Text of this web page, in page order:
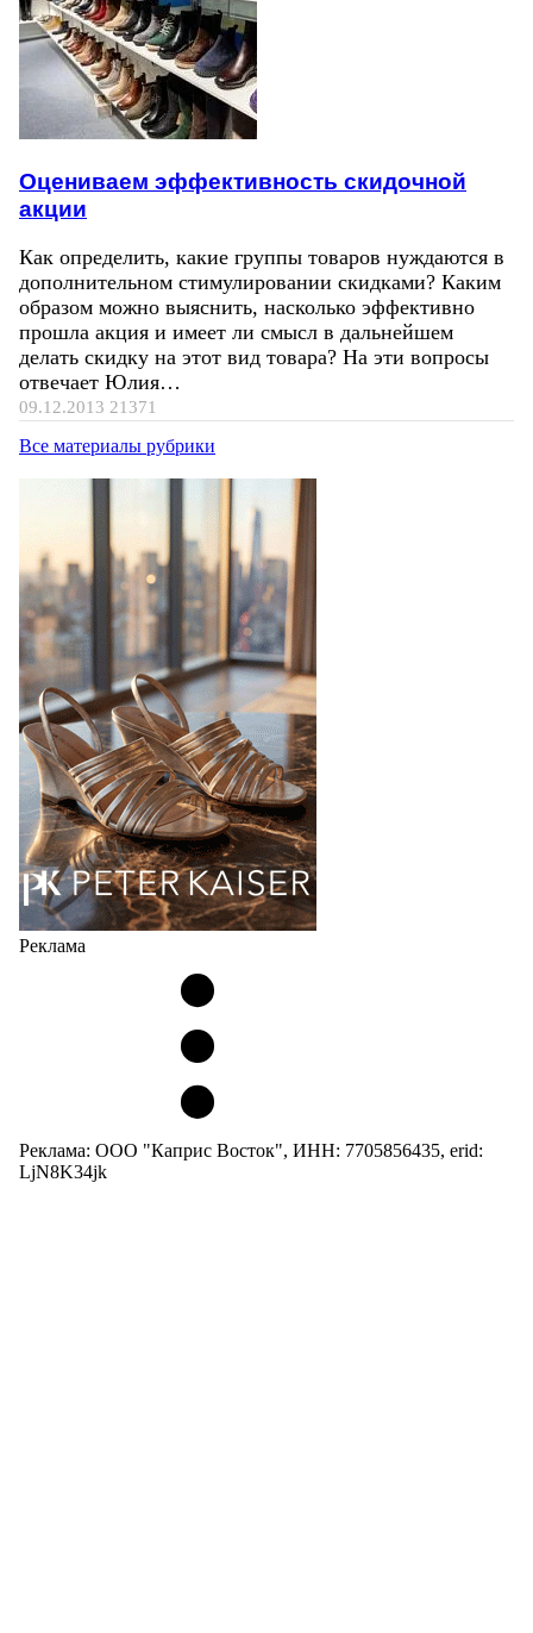
Оцениваем эффективность скидочной
акции
Как определить, какие группы товаров нуждаются в
дополнительном стимулировании скидками? Каким
образом можно выяснить, насколько эффективно
прошла акция и имеет ли смысл в дальнейшем
делать скидку на этот вид товара? На эти вопросы
отвечает Юлия…
09.12.2013 21371
Все материалы рубрики
Реклама
Реклама: ООО "Каприс Восток", ИНН: 7705856435, erid:
LjN8K34jk